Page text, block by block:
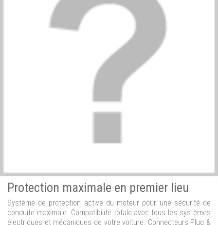
Protection maximale en premier lieu
Système de protection active du moteur pour une sécurité de
conduite maximale. Compatibilité totale avec tous les systèmes
électriques et mécaniques de votre voiture. Connecteurs Plug &